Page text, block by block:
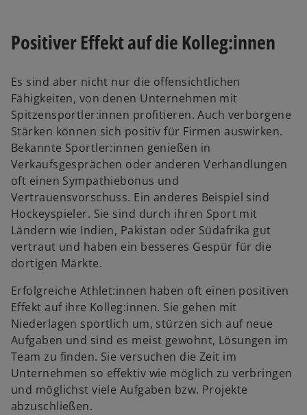
n
e
n
R
e
g
i
s
t
e
r
k
r
t
e
g
e
ö
f
Positiver Effekt auf die Kolleg:innen
Es sind aber nicht nur die offensichtlichen
Fähigkeiten, von denen Unternehmen mit
Spitzensportler:innen profitieren. Auch verborgene
Stärken können sich positiv für Firmen auswirken.
Bekannte Sportler:innen genießen in
Verkaufsgesprächen oder anderen Verhandlungen
oft einen Sympathiebonus und
Vertrauensvorschuss. Ein anderes Beispiel sind
Hockeyspieler. Sie sind durch ihren Sport mit
Ländern wie Indien, Pakistan oder Südafrika gut
vertraut und haben ein besseres Gespür für die
dortigen Märkte.
Erfolgreiche Athlet:innen haben oft einen positiven
Effekt auf ihre Kolleg:innen. Sie gehen mit
Niederlagen sportlich um, stürzen sich auf neue
Aufgaben und sind es meist gewohnt, Lösungen im
Team zu finden. Sie versuchen die Zeit im
Unternehmen so effektiv wie möglich zu verbringen
und möglichst viele Aufgaben bzw. Projekte
abzuschließen.